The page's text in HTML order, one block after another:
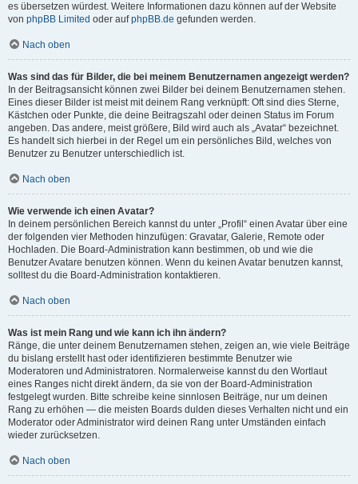
es übersetzen würdest. Weitere Informationen dazu können auf der Website
von phpBB Limited oder aufphpBB.de gefunden werden.
Nach oben
Was sind das für Bilder, die bei meinem Benutzernamen angezeigt werden?
In der Beitragsansicht können zwei Bilder bei deinem Benutzernamen stehen.
Eines dieser Bilder ist meist mit deinem Rang verknüpft: Oft sind dies Sterne,
Kästchen oder Punkte, die deine Beitragszahl oder deinen Status im Forum
angeben. Das andere, meist größere, Bild wird auch als „Avatar“ bezeichnet.
Es handelt sich hierbei in der Regel um ein persönliches Bild, welches von
Benutzer zu Benutzer unterschiedlich ist.
Nach oben
Wie verwende ich einen Avatar?
In deinem persönlichen Bereich kannst du unter „Profil“ einen Avatar über eine
der folgenden vier Methoden hinzufügen: Gravatar, Galerie, Remote oder
Hochladen. Die Board-Administration kann bestimmen, ob und wie die
Benutzer Avatare benutzen können. Wenn du keinen Avatar benutzen kannst,
solltest du die Board-Administration kontaktieren.
Nach oben
Was ist mein Rang und wie kann ich ihn ändern?
Ränge, die unter deinem Benutzernamen stehen, zeigen an, wie viele Beiträge
du bislang erstellt hast oder identifizieren bestimmte Benutzer wie
Moderatoren und Administratoren. Normalerweise kannst du den Wortlaut
eines Ranges nicht direkt ändern, da sie von der Board-Administration
festgelegt wurden. Bitte schreibe keine sinnlosen Beiträge, nur um deinen
Rang zu erhöhen — die meisten Boards dulden dieses Verhalten nicht und ein
Moderator oder Administrator wird deinen Rang unter Umständen einfach
wieder zurücksetzen.
Nach oben